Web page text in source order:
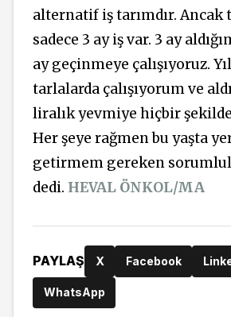
alternatif iş tarımdır. Ancak
sadece 3 ay iş var. 3 ay
ay geçinmeye çalışıyoruz.
tarlalarda çalışıyorum ve
liralık yevmiye hiçbir
Her şeye rağmen bu yaşta
getirmem gereken
dedi. HEVAL ÖNKOL/MA
PAYLAŞ X Facebook
WhatsApp